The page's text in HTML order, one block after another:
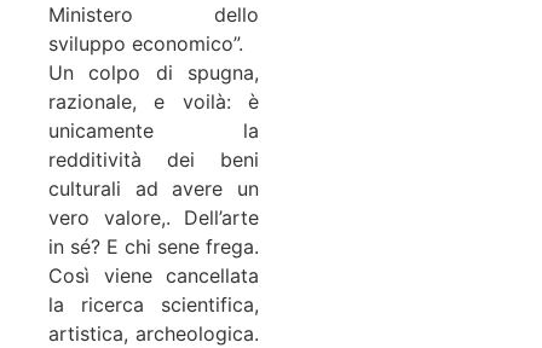
Ministero dello
sviluppo economico”.
Un colpo di spugna,
razionale, e voilà: è
unicamente la
redditività dei beni
culturali ad avere un
vero valore,. Dell’arte
in sé? E chi sene frega.
Così viene cancellata
la ricerca scientifica,
artistica, archeologica.